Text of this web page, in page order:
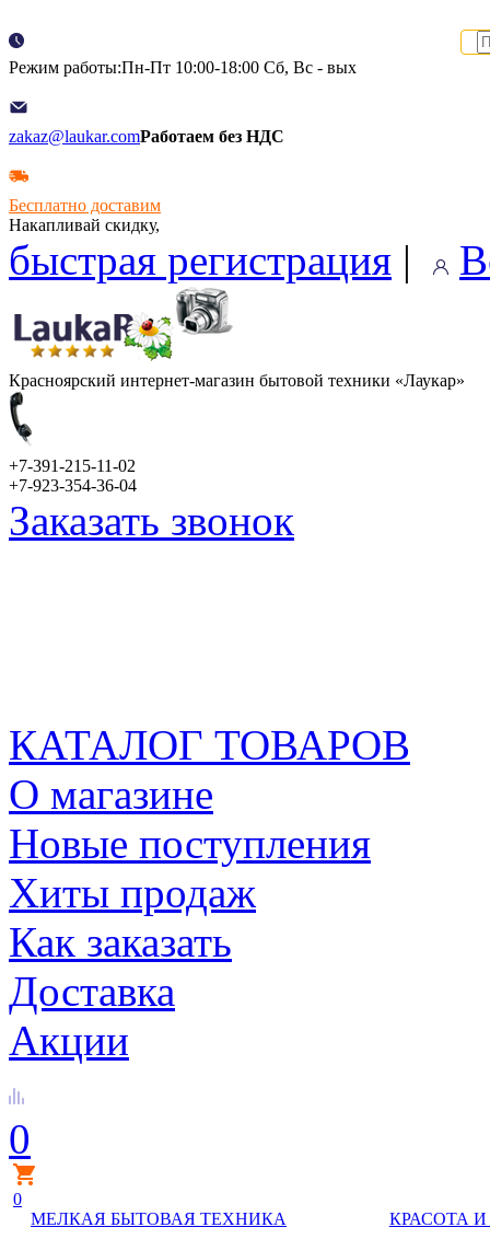
Режим работы:Пн-Пт 10:00-18:00 Сб, Вс - вых
zakaz@laukar.comРаботаем без НДС
Бесплатно доставим
Накапливай скидку,
быстрая регистрация |
Красноярский интернет-магазин бытовой техники «Лаукар»
+7-391-215-11-02
+7-923-354-36-04
Заказать звонок
КАТАЛОГ ТОВАРОВ
О магазине
Новые поступления
Хиты продаж
Как заказать
Доставка
Акции
0
0
МЕЛКАЯ БЫТОВАЯ ТЕХНИКА
КРАСОТА И